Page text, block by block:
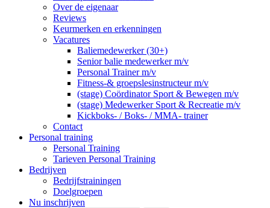
Over de eigenaar
Reviews
Keurmerken en erkenningen
Vacatures
Baliemedewerker (30+)
Senior balie medewerker m/v
Personal Trainer m/v
Fitness-& groepslesinstructeur m/v
(stage) Coördinator Sport & Bewegen m/v
(stage) Medewerker Sport & Recreatie m/v
Kickboks- / Boks- / MMA- trainer
Contact
Personal training
Personal Training
Tarieven Personal Training
Bedrijven
Bedrijfstrainingen
Doelgroepen
Nu inschrijven